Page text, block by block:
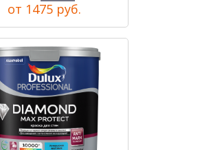
от 1475 руб.